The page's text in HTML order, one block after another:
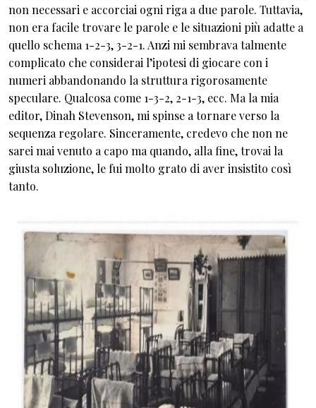
non necessari e accorciai ogni riga a due parole. Tuttavia,
non era facile trovare le parole e le situazioni più adatte a
quello schema 1-2-3, 3-2-1. Anzi mi sembrava talmente
complicato che considerai l’ipotesi di giocare con i
numeri abbandonando la struttura rigorosamente
speculare. Qualcosa come 1-3-2, 2-1-3, ecc. Ma la mia
editor, Dinah Stevenson, mi spinse a tornare verso la
sequenza regolare. Sinceramente, credevo che non ne
sarei mai venuto a capo ma quando, alla fine, trovai la
giusta soluzione, le fui molto grato di aver insistito così
tanto.